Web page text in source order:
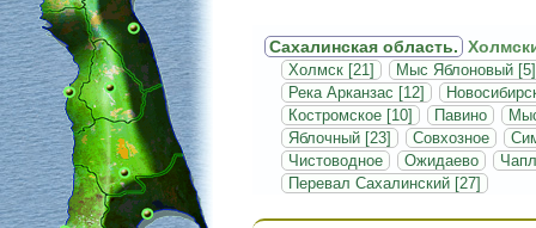
Сахалинская область.
Холмск [21]
Мыс Яблоновый [5]
Река Арканзас [12]
Костромское [10]
Павино
Яблочный [23]
Совхозное
Чистоводное
Ожидаево
Перевал Сахалинский [27]